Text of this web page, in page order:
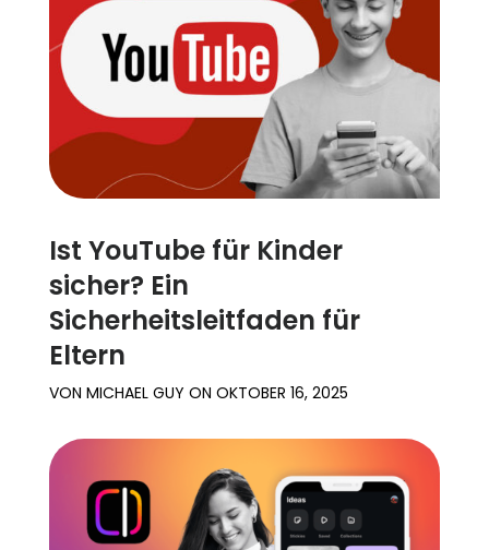
Familienberichte
Lernen
Ist YouTube für Kinder
sicher? Ein
Sicherheitsleitfaden für
Eltern
VON MICHAEL GUY ON OKTOBER 16, 2025